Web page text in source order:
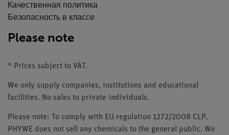
Качественная политика
Безопасность в классе
Please note
* Prices subject to VAT.
We only supply companies, institutions and educational
facilities. No sales to private individuals.
Please note: To comply with EU regulation 1272/2008 CLP,
PHYWE does not sell any chemicals to the general public. We